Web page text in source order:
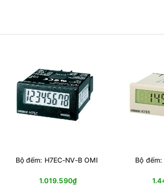
Bộ đếm: H7EC-NV-B OMI
1.019.590₫
Bộ đếm: